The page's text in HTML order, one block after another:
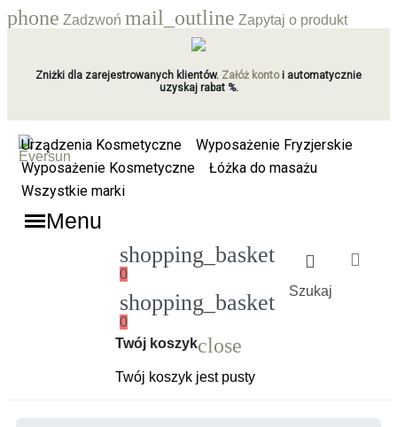
phone Zadzwoń mail_outline Zapytaj o produkt
Zniżki dla zarejestrowanych klientów. Załóż kontoi automatycznie
uzyskaj rabat %.
Szukaj
shopping_basket
0
shopping_basket
0
Ładowanie
Twój koszykclose
Twój koszyk jest pusty
Urządzenia Kosmetyczne
Wyposażenie Fryzjerskie
Wyposażenie Kosmetyczne
Łóżka do masażu
Wszystkie marki
Menu